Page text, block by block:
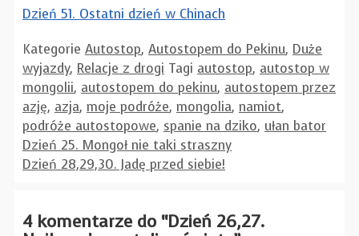
Dzień 51. Ostatni dzień w Chinach
Kategorie Autostop, Autostopem do Pekinu, Duże
wyjazdy, Relacje z drogi Tagi autostop, autostop w
mongolii, autostopem do pekinu, autostopem przez
azję, azja, moje podróże, mongolia, namiot,
podróże autostopowe, spanie na dziko, ułan bator
Dzień 25. Mongoł nie taki straszny
Dzień 28,29,30. Jadę przed siebie!
4 komentarze do “Dzień 26,27.